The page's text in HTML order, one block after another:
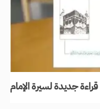
جديدة لسيرة الإمام